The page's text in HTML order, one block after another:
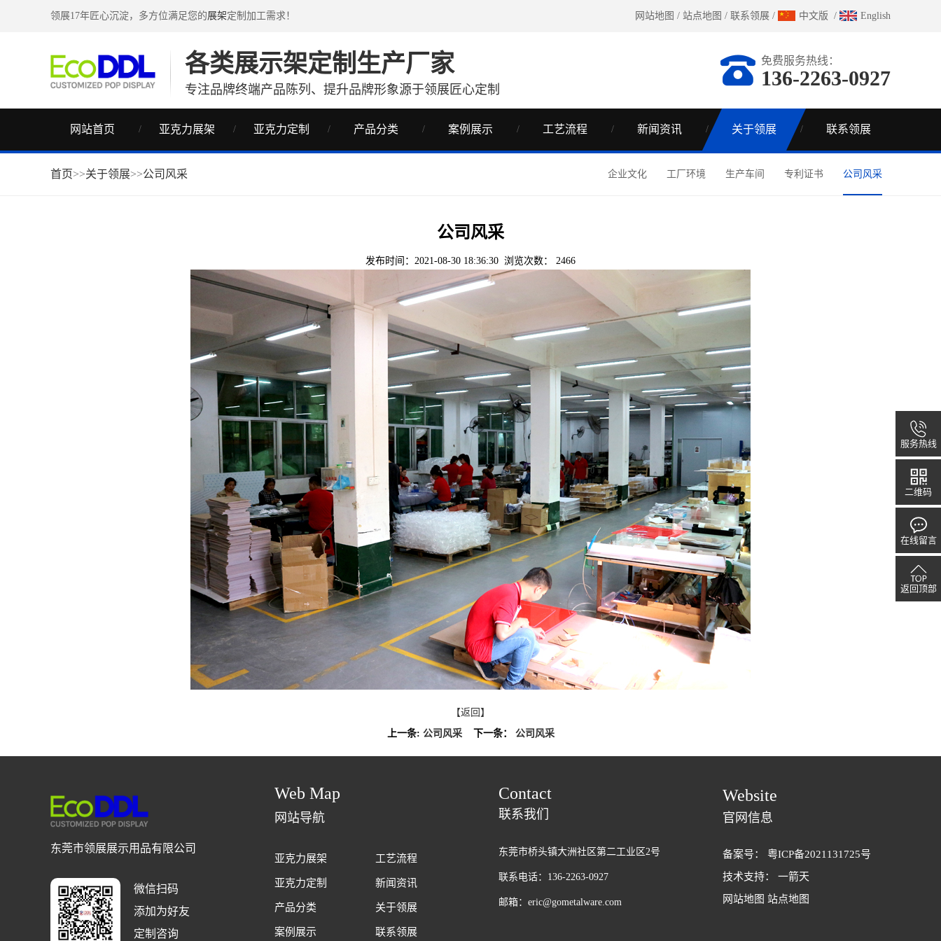
领展17年匠心沉淀，多方位满足您的展架定制加工需求！ 网站地图 / 站点地图 / 联系领展 / 中文版 / English
各类展示架定制生产厂家
专注品牌终端产品陈列、提升品牌形象源于领展匠心定制
免费服务热线：
136-2263-0927
网站首页 亚克力展架 亚克力定制 产品分类 案例展示 工艺流程 新闻资讯 关于领展 联系领展
首页>>关于领展>>公司风采 企业文化 工厂环境 生产车间 专利证书 公司风采
公司风采
发布时间：2021-08-30 18:36:30 浏览次数： 2466
【返回】
上一条: 公司风采下一条： 公司风采
东莞市领展展示用品有限公司
微信扫码
添加为好友
定制咨询
Web Map
网站导航
亚克力展架
亚克力定制
产品分类
案例展示
工艺流程
新闻资讯
关于领展
联系领展
Contact
联系我们
东莞市桥头镇大洲社区第二工业区2号
联系电话：136-2263-0927
邮箱：eric@gometalware.com
Website
官网信息
备案号： 粤ICP备2021131725号
技术支持： 一箭天
网站地图 站点地图
服务热线
二维码
在线留言
返回顶部